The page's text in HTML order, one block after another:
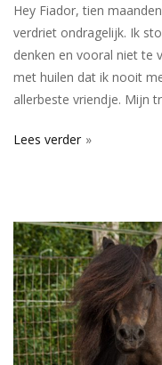
Hey Fiador, tien
verdriet ondragelijk. Ik
denken en vooral niet te
met huilen dat ik nooit
allerbeste vriendje. Mijn
Lees verder